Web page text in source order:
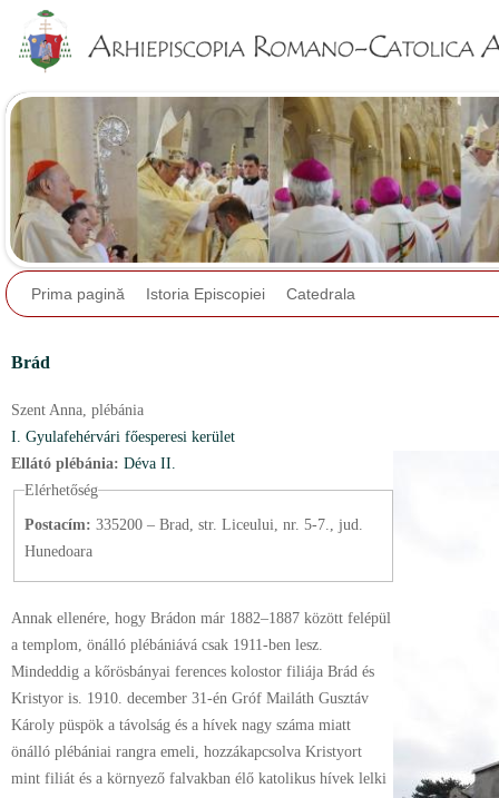
Prima pagină Istoria Episcopiei Catedrala
Brád
Szent Anna, plébánia
I. Gyulafehérvári főesperesi kerület
Ellátó plébánia: Déva II.
Elérhetőség
Postacím: 335200 – Brad, str. Liceului, nr. 5-7., jud.
Hunedoara
Annak ellenére, hogy Brádon már 1882–1887 között felépül
a templom, önálló plébániává csak 1911-ben lesz.
Mindeddig a kőrösbányai ferences kolostor filiája Brád és
Kristyor is. 1910. december 31-én Gróf Mailáth Gusztáv
Károly püspök a távolság és a hívek nagy száma miatt
önálló plébániai rangra emeli, hozzákapcsolva Kristyort
mint filiát és a környező falvakban élő katolikus hívek lelki